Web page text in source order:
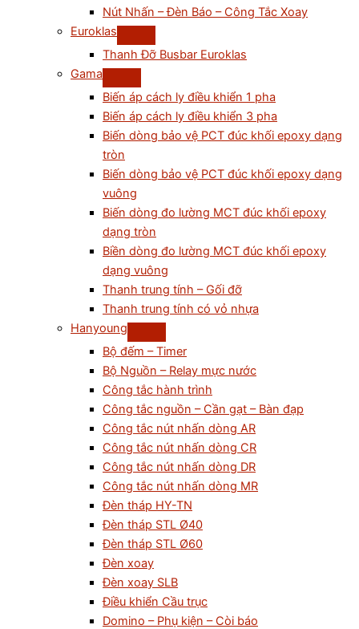
Nút Nhấn – Đèn Báo – Công Tắc Xoay
Euroklas
Thanh Đỡ Busbar Euroklas
Gama
Biến áp cách ly điều khiển 1 pha
Biến áp cách ly điều khiển 3 pha
Biến dòng bảo vệ PCT đúc khối epoxy dạng
tròn
Biến dòng bảo vệ PCT đúc khối epoxy dạng
vuông
Biến dòng đo lường MCT đúc khối epoxy
dạng tròn
Biền dòng đo lường MCT đúc khối epoxy
dạng vuông
Thanh trung tính – Gối đỡ
Thanh trung tính có vỏ nhựa
Hanyoung
Bộ đếm – Timer
Bộ Nguồn – Relay mực nước
Công tắc hành trình
Công tắc nguồn – Cần gạt – Bàn đạp
Công tắc nút nhấn dòng AR
Công tắc nút nhấn dòng CR
Công tắc nút nhấn dòng DR
Công tắc nút nhấn dòng MR
Đèn tháp HY-TN
Đèn tháp STL Ø40
Đèn tháp STL Ø60
Đèn xoay
Đèn xoay SLB
Điều khiển Cầu trục
Domino – Phụ kiện – Còi báo